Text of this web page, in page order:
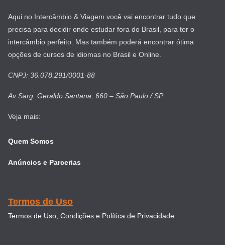
Aqui no Intercâmbio & Viagem você vai encontrar tudo que
precisa para decidir onde estudar fora do Brasil, para ter o
intercâmbio perfeito. Mas também poderá encontrar ótima
opções de cursos de idiomas no Brasil e Online.
CNPJ: 36.078.291/0001-88
Av Sarg. Geraldo Santana, 660 – São Paulo / SP
Veja mais:
Quem Somos
Anúncios e Parcerias
Termos de Uso
Termos de Uso, Condições e Política de Privacidade